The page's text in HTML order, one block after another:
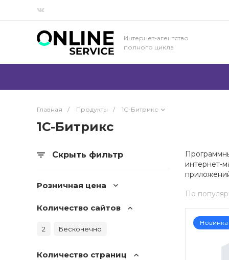
Интернет-агентство
полного цикла
Главная / Продукты / 1С-Битрикс
1С-Битрикс
Скрыть фильтр
Розничная цена
Количество сайтов
2 Бесконечно
Количество страниц
интернет-
По
Новинка